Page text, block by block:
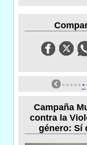
Campaña
contra la
género: Sí